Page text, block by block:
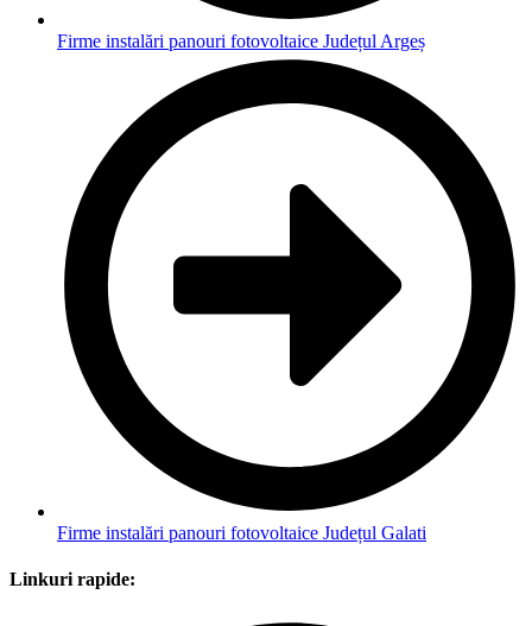
Firme instalări panouri fotovoltaice Județul Argeș
Firme instalări panouri fotovoltaice Județul Galati
Linkuri rapide: